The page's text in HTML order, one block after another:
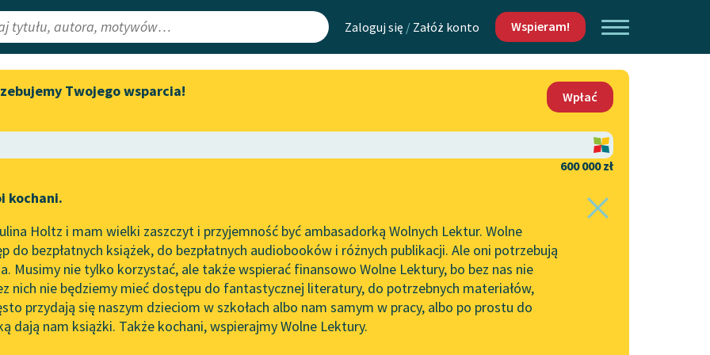
Zaloguj się / Załóż konto Wspieram!
Lektury
redakcyjne
Aktualności
Zapraszamy na spotkanie
literatury skandynawskiej
Wolne Lektury na 32.
Pol’and’Rock Festivalu
„Kochanek Lady Chatterley”
do słuchania na Wolnych
Lekturach
Nowy audiobook – „Marzenie
Mapa Wolnych Lektur
Leśmianator
API
OAI-PMH
Widget Wolnych Lektur
Kontakt
O projekcie
Zasady wykorzystania
Wolnych Lektur
Logotypy
Materiały promocyjne
Twojego wsparcia!
Wpłać
600 000 zł
kochani.
Holtz i mam wielki zaszczyt i przyjemność być ambasadorką Wolnych Lektur. Wolne
do bezpłatnych książek, do bezpłatnych audiobooków i różnych publikacji. Ale oni potrzebują
Musimy nie tylko korzystać, ale także wspierać finansowo Wolne Lektury, bo bez nas nie
nich nie będziemy mieć dostępu do fantastycznej literatury, do potrzebnych materiałów,
przydają się naszym dzieciom w szkołach albo nam samym w pracy, albo po prostu do
dają nam książki. Także kochani, wspierajmy Wolne Lektury.
Bolesław Prus✖